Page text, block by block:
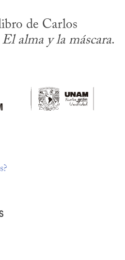
de Carlos
El alma y la máscara.